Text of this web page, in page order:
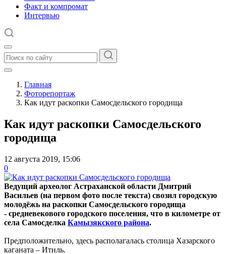
Факт и компромат
Интервью
Главная
Фоторепортаж
Как идут раскопки Самосдельского городища
Как идут раскопки Самосдельского
городища
12 августа 2019, 15:06
0
Ведущий археолог Астраханской области Дмитрий
Васильев (на первом фото после текста) свозил городскую
молодёжь на раскопки Самосдельского городища
- средневекового городского поселения, что в километре от
села Самосделка Камызякского района.
Предположительно, здесь располагалась столица Хазарского
каганата – Итиль.